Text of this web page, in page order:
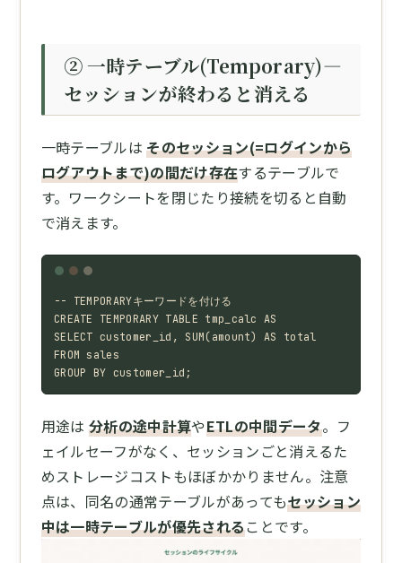
② 一時テーブル(Temporary)—
セッションが終わると消える
一時テーブルはそのセッション(=ログインから
ログアウトまで)の間だけ存在するテーブルで
す。ワークシートを閉じたり接続を切ると自動
で消えます。
-- TEMPORARYキーワードを付ける
CREATE TEMPORARY TABLE tmp_calc AS
SELECT customer_id, SUM(amount) AS total
FROM sales
GROUP BY customer_id;
用途は分析の途中計算やETLの中間データ。フ
ェイルセーフがなく、セッションごと消えるた
めストレージコストもほぼかかりません。注意
点は、同名の通常テーブルがあってもセッション
中は一時テーブルが優先されることです。